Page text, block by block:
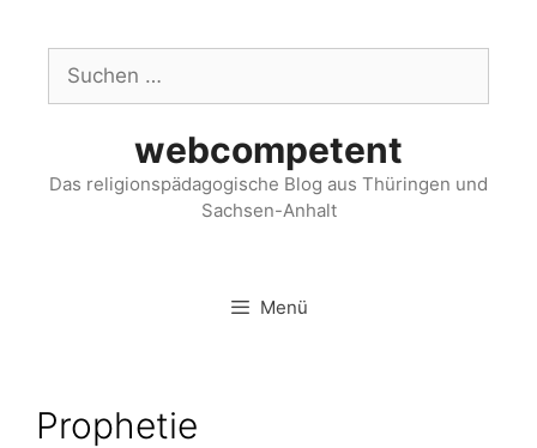
webcompetent
Das religionspädagogische Blog aus Thüringen und
Sachsen-Anhalt
Menü
Prophetie